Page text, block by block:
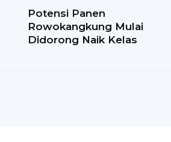
Potensi Panen
Rowokangkung Mulai
Didorong Naik Kelas